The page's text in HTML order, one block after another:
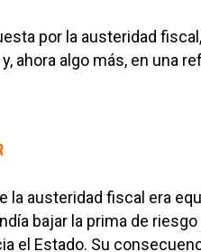
por la austeridad
ahora algo más, en una
la austeridad fiscal era
bajar la prima de riesgo
el Estado. Su